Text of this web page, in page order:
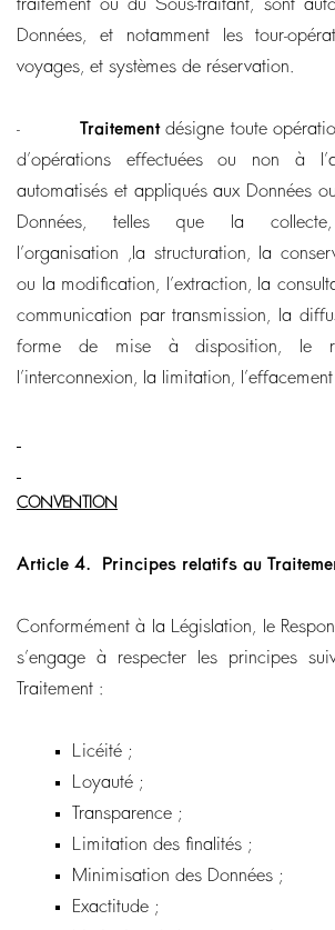
traitement ou du Sous-traitant, sont
Données, et notamment les tour-
voyages, et systèmes de réservation.
- Traitementdésigne toute
d’opérations effectuées ou non à
automatisés et appliqués aux Données
Données, telles que la collecte,
l’organisation ,la structuration, la
ou la modification, l’extraction, la
communication par transmission, la
forme de mise à disposition, le
l’interconnexion, la limitation,
CONVENTION
Article 4. Principes relatifs au
Conformément à la Législation, le
s’engage à respecter les principes
Traitement :
Licéité ;
Loyauté ;
Transparence ;
Limitation des finalités ;
Minimisation des Données ;
Exactitude ;